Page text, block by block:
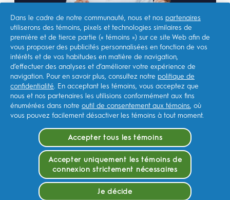
MAGASINER
SITES CONNEXES
NOTRE AMBITION
NOUS CONTACTER
Dans le cadre de notre communauté, nous et nos partenaires
utiliserons des témoins, pixels et technologies similaires de
première et de tierce partie (« témoins ») sur ce site Web afin de
vous proposer des publicités personnalisées en fonction de vos
intérêts et de vos habitudes en matière de navigation,
d’effectuer des analyses et d’améliorer votre expérience de
navigation. Pour en savoir plus, consultez notre politique de
confidentialité. En acceptant les témoins, vous acceptez que
nous et nos partenaires les utilisions conformément aux fins
énumérées dans notre outil de consentement aux témoins, où
vous pouvez facilement désactiver les témoins à tout moment.
Accepter tous les témoins
Accepter uniquement les témoins de
connexion strictement nécessaires
Je décide